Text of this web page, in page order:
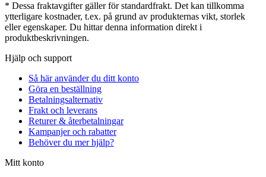
* Dessa fraktavgifter gäller för standardfrakt. Det kan tillkomma
ytterligare kostnader, t.ex. på grund av produkternas vikt, storlek
eller egenskaper. Du hittar denna information direkt i
produktbeskrivningen.
Hjälp och support
Så här använder du ditt konto
Göra en beställning
Betalningsalternativ
Frakt och leverans
Returer & återbetalningar
Kampanjer och rabatter
Behöver du mer hjälp?
Mitt konto